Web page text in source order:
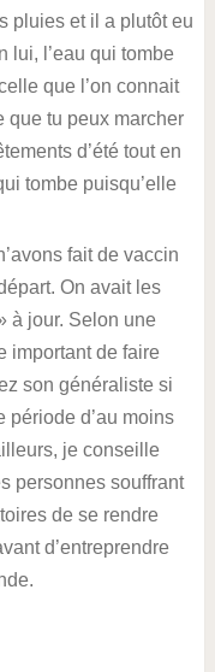
pluies et il a plutôt eu
lui, l’eau qui tombe
que l’on connait
que tu peux marcher
d’été tout en
tombe puisqu’elle
fait de vaccin
On avait les
à jour. Selon une
important de faire
son généraliste si
période d’au moins
je conseille
personnes souffrant
de se rendre
d’entreprendre